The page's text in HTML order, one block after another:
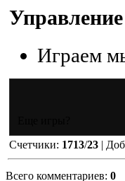
Управление
Играем
Счетчики: 1713/23 |
Всего комментариев: 0